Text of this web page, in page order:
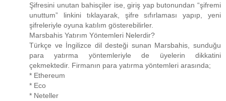
Şifresini unutan bahisçiler ise, giriş yap butonundan “şifremi
unuttum” linkini tıklayarak, şifre sıfırlaması yapıp, yeni
şifreleriyle oyuna katılım gösterebilirler.
Marsbahis Yatırım Yöntemleri Nelerdir?
Türkçe ve İngilizce dil desteği sunan Marsbahis, sunduğu
para yatırma yöntemleriyle de üyelerin dikkatini
çekmektedir. Firmanın para yatırma yöntemleri arasında;
* Ethereum
* Eco
* Neteller